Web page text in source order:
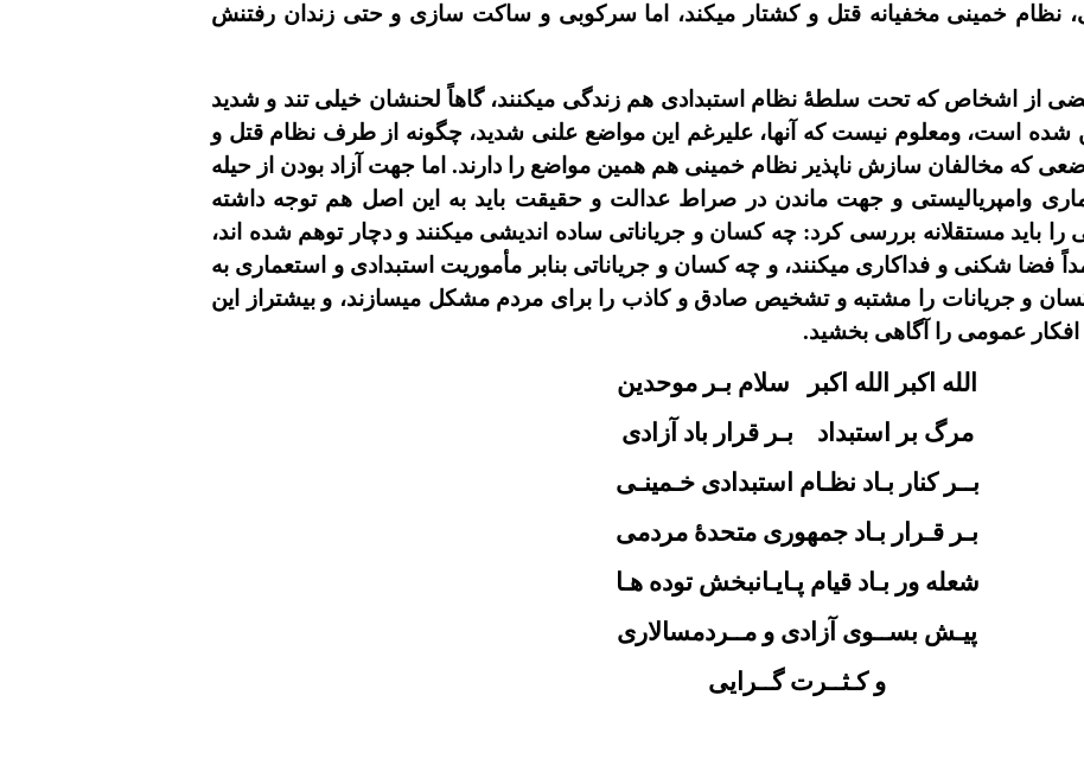
نظام خمينى مخفيانه قتل و کشتار ميکند، اما سرکوبى و ساکت سازى و حتى زندان رفتنش
از اشخاص که تحت سلطۀ نظام استبدادى هم زندگى ميکنند، گاهاً لحنشان خيلى تند و شديد
شده است، ومعلوم نيست که آنها، عليرغم اين مواضع علنى شديد، چگونه از طرف نظام قتل و
که مخالفان سازش ناپذير نظام خمينى هم همين مواضع را دارند. اما جهت آزاد بودن از حيله
وامپرياليستى و جهت ماندن در صراط عدالت و حقيقت بايد به اين اصل هم توجه داشته
بايد مستقلانه بررسى کرد: چه کسان و جرياناتى ساده انديشى ميکنند و دچار توهم شده اند،
فضا شکنى و فداکارى ميکنند، و چه کسان و جرياناتى بنابر مأموريت استبدادى و استعمارى به
و جريانات را مشتبه و تشخيص صادق و کاذب را براى مردم مشکل ميسازند، و بيشتراز اين
عمومى را آگاهى بخشيد.
الله اکبر الله اکبر
سلام بـر موحدين
مرگ بر استبداد
بـر قرار باد آزادى
بــر کنار بـاد نظـام استبدادى خـمينـى
بـر قـرار بـاد جمهورى متحدۀ مردمى
شعله ور بـاد قيام پـايـانبخش توده هـا
پيـش بســوى آزادى و مــردمسالارى
و کـثــرت گــرايى